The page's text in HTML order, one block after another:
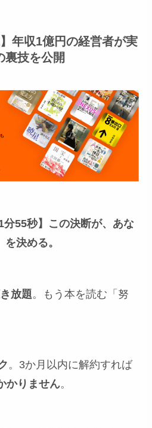
年収1億円の経営者が実
裏技を公開
53秒】 この決断が、あな
決める。
放題。もう本を読む「努
。3か月以内に解約すれば
かりません。